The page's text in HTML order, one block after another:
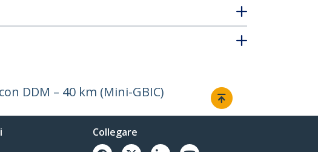
DDM – 40 km (Mini-GBIC)
Collegare